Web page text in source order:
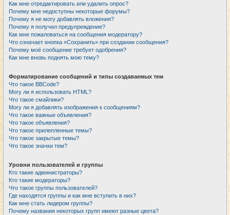
Как мне отредактировать или удалить опрос?
Почему мне недоступны некоторые форумы?
Почему я не могу добавлять вложения?
Почему я получил предупреждение?
Как мне пожаловаться на сообщения модератору?
Что означает кнопка «Сохранить» при создании сообщения?
Почему моё сообщение требует одобрения?
Как мне вновь поднять мою тему?
Форматирование сообщений и типы создаваемых тем
Что такое BBCode?
Могу ли я использовать HTML?
Что такое смайлики?
Могу ли я добавлять изображения к сообщениям?
Что такое важные объявления?
Что такое объявления?
Что такое прилепленные темы?
Что такое закрытые темы?
Что такое значки тем?
Уровни пользователей и группы
Кто такие администраторы?
Кто такие модераторы?
Что такое группы пользователей?
Где находятся группы и как мне вступить в них?
Как мне стать лидером группы?
Почему названия некоторых групп имеют разные цвета?